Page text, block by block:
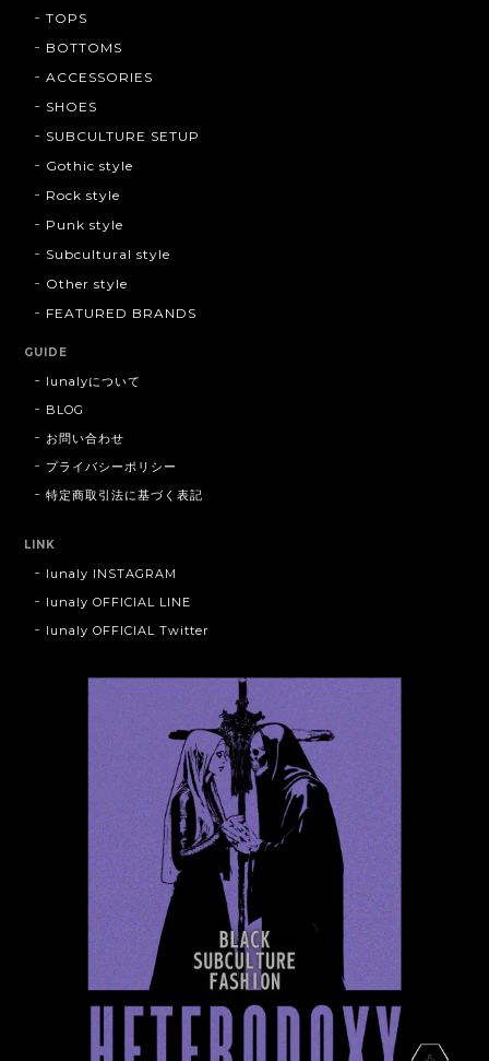
TOPS
BOTTOMS
ACCESSORIES
SHOES
SUBCULTURE SETUP
Gothic style
Rock style
Punk style
Subcultural style
Other style
FEATURED BRANDS
GUIDE
lunalyについて
BLOG
お問い合わせ
プライバシーポリシー
特定商取引法に基づく表記
LINK
lunaly INSTAGRAM
lunaly OFFICIAL LINE
lunaly OFFICIAL Twitter